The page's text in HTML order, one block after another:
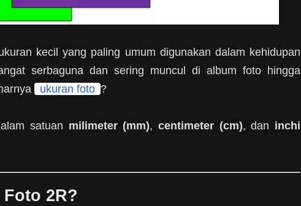
kecil yang paling umum digunakan dalam kehidupan
serbaguna dan sering muncul di album foto hingga
ukuran foto ?
satuan milimeter (mm), centimeter (cm), dan inchi
2R?